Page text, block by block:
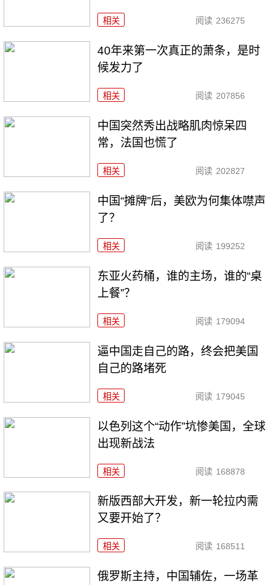
相关 阅读 236275
40年来第一次真正的萧条，是时
候发力了
相关 阅读 207856
中国突然秀出战略肌肉惊呆四
常，法国也慌了
相关 阅读 202827
中国“摊牌”后，美欧为何集体噤声
了？
相关 阅读 199252
东亚火药桶，谁的主场，谁的“桌
上餐”？
相关 阅读 179094
逼中国走自己的路，终会把美国
自己的路堵死
相关 阅读 179045
以色列这个“动作”坑惨美国，全球
出现新战法
相关 阅读 168878
新版西部大开发，新一轮拉内需
又要开始了？
相关 阅读 168511
俄罗斯主持，中国辅佐，一场革